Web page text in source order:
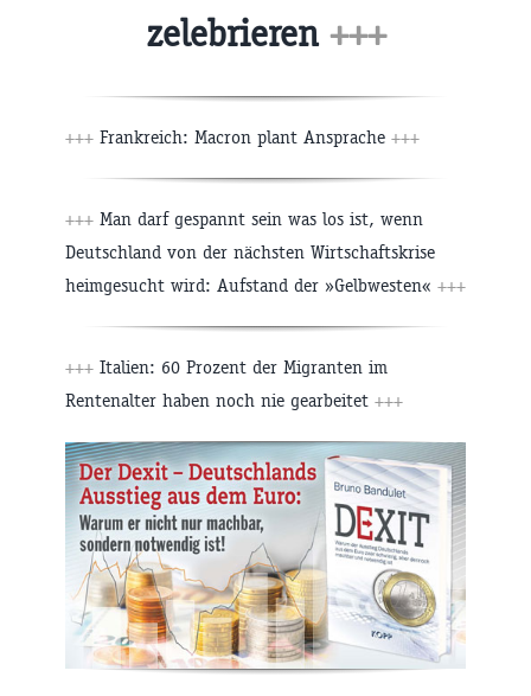
zelebrieren +++
+++ Frankreich: Macron plant Ansprache +++
+++ Man darf gespannt sein was los ist, wenn
Deutschland von der nächsten Wirtschaftskrise
heimgesucht wird: Aufstand der »Gelbwesten« +++
+++ Italien: 60 Prozent der Migranten im
Rentenalter haben noch nie gearbeitet +++